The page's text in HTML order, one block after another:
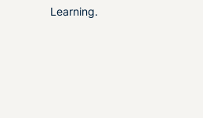
Learning.